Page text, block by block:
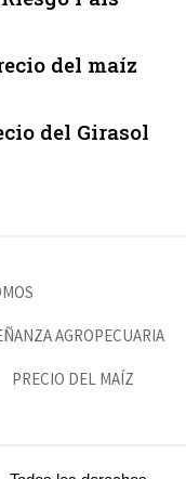
del maíz
del Girasol
AGROPECUARIA
PRECIO DEL MAÍZ